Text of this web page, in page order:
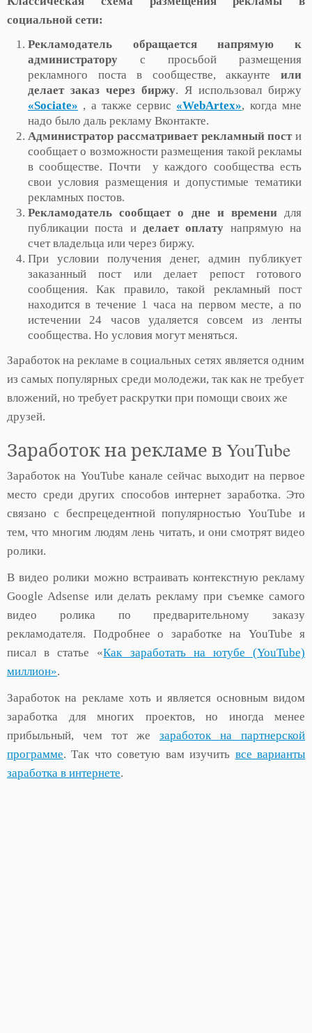
социальной сети:
Рекламодатель
обращается
напрямую к
администратору с просьбой размещения
рекламного поста в сообществе, аккаунте или
делает заказ через биржу. Я использовал биржу
«Sociate» , а также сервис «WebArtex», когда мне
надо было даль рекламу Вконтакте.
Администратор рассматривает рекламный пост и
сообщает о возможности размещения такой рекламы
в сообществе. Почти у каждого сообщества есть
свои условия размещения и допустимые тематики
рекламных постов.
Рекламодатель сообщает о дне и временидля
публикации поста и делает оплату напрямую на
счет владельца или через биржу.
При условии получения денег, админ публикует
заказанный пост или делает репост готового
сообщения. Как правило, такой рекламный пост
находится в течение 1 часа на первом месте, а по
истечении 24 часов удаляется совсем из ленты
сообщества. Но условия могут меняться.
Заработок на рекламе в социальных сетях является одним
из самых популярных среди молодежи, так как не требует
вложений, но требует раскрутки при помощи своих же
друзей.
Заработок на рекламе в YouTube
Заработок на YouTube канале сейчас выходит на первое
место среди других способов интернет заработка. Это
связано с беспрецедентной популярностью YouTube и
тем, что многим людям лень читать, и они смотрят видео
ролики.
В видео ролики можно встраивать контекстную рекламу
Google Adsense или делать рекламу при съемке самого
видео ролика по предварительному заказу
рекламодателя. Подробнее о заработке на YouTube я
писал в статье «Как заработать на ютубе (YouTube)
миллион».
Заработок на рекламе хоть и является основным видом
заработка для многих проектов, но иногда менее
прибыльный, чем тот же заработок на партнерской
программе. Так что советую вам изучить все варианты
заработка в интернете.